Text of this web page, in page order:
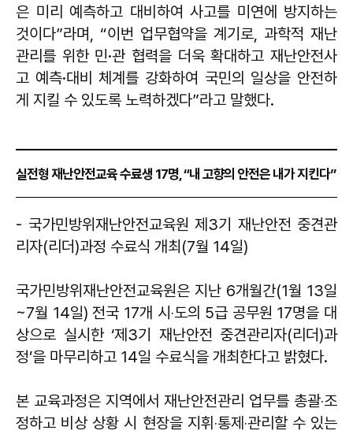
은 미리 예측하고 대비하여 사고를 미연에 방지하는
것이다”라며, “이번 업무협약을 계기로, 과학적 재난
관리를 위한 민·관 협력을 더욱 확대하고 재난안전사
고 예측·대비 체계를 강화하여 국민의 일상을 안전하
게 지킬 수 있도록 노력하겠다”라고 말했다.
실전형 재난안전교육 수료생 17명, “내 고향의 안전은 내가 지킨다”
- 국가민방위재난안전교육원 제3기 재난안전 중견관
리자(리더)과정 수료식 개최(7월 14일)
국가민방위재난안전교육원은 지난 6개월간(1월 13일
~7월 14일) 전국 17개 시‧도의 5급 공무원 17명을 대
상으로 실시한 ‘제3기 재난안전 중견관리자(리더)과
정’을 마무리하고 14일 수료식을 개최한다고 밝혔다.
본 교육과정은 지역에서 재난안전관리 업무를 총괄‧조
정하고 비상 상황 시 현장을 지휘‧통제‧관리할 수 있는